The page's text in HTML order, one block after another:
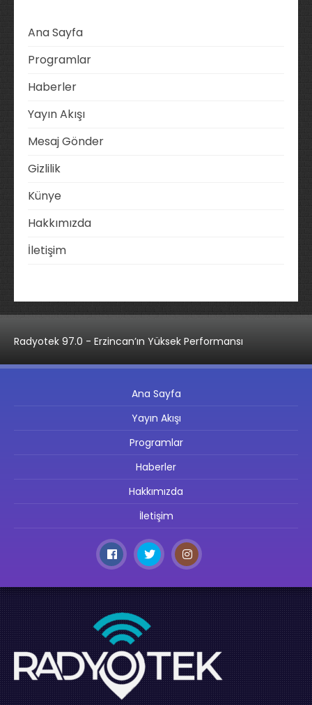
Ana Sayfa
Programlar
Haberler
Yayın Akışı
Mesaj Gönder
Gizlilik
Künye
Hakkımızda
İletişim
Radyotek 97.0 - Erzincan’ın Yüksek Performansı
Ana Sayfa
Yayın Akışı
Programlar
Haberler
Hakkımızda
İletişim